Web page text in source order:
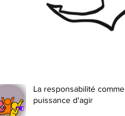
La responsabilité comme
puissance d'agir